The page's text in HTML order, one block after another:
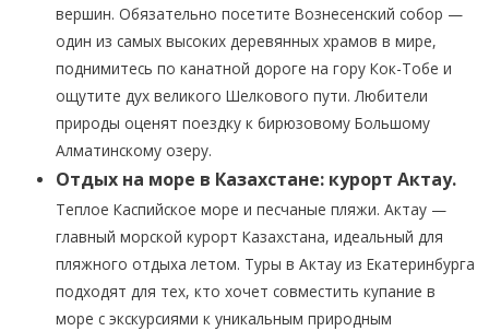
вершин. Обязательно посетите Вознесенский собор —
один из самых высоких деревянных храмов в мире,
поднимитесь по канатной дороге на гору Кок-Тобе и
ощутите дух великого Шелкового пути. Любители
природы оценят поездку к бирюзовому Большому
Алматинскому озеру.
Отдых на море в Казахстане: курорт Актау.
Теплое Каспийское море и песчаные пляжи. Актау —
главный морской курорт Казахстана, идеальный для
пляжного отдыха летом. Туры в Актау из Екатеринбурга
подходят для тех, кто хочет совместить купание в
море с экскурсиями к уникальным природным